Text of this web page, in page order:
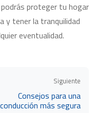
proteger tu hogar
y tener la tranquilidad
eventualidad.
Siguiente
Consejos para una
conducción más segura